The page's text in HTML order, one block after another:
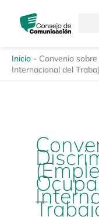
contenido
Inicio - Convenio
Internacional del